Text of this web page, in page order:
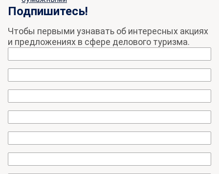
Подпишитесь!
Чтобы первыми узнавать об интересных акциях
и предложениях в сфере делового туризма.